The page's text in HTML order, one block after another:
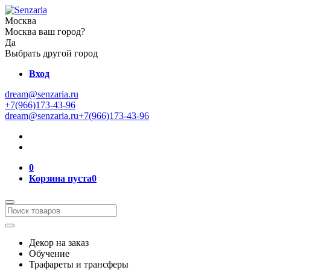
Москва
Москва ваш город?
Да
Выбрать другой город
Вход
dream@senzaria.ru
+7(966)173-43-96
dream@senzaria.ru+7(966)173-43-96
0
Корзина пуста0
Декор на заказ
Обучение
Трафареты и трансферы